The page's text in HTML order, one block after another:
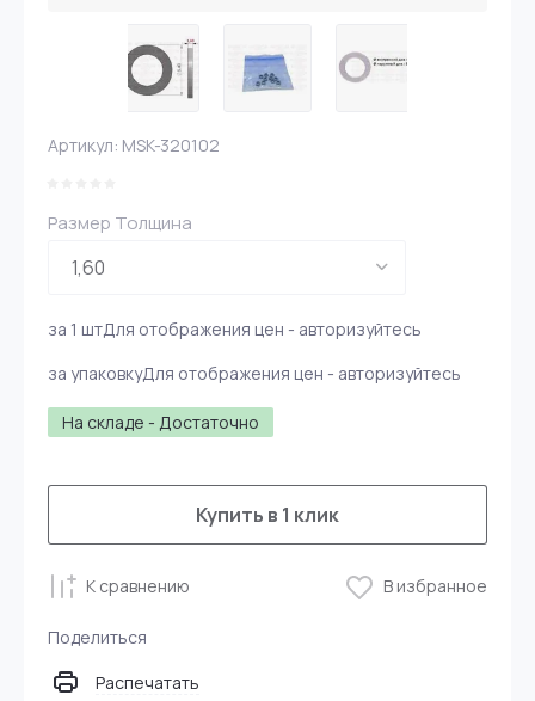
Артикул: MSK-320102
Размер Толщина
На складе - Достаточно
за 1 штДля отображения цен - авторизуйтесь
за упаковкуДля отображения цен - авторизуйтесь
Купить в 1 клик
К сравнению В избранное
Поделиться
Распечатать